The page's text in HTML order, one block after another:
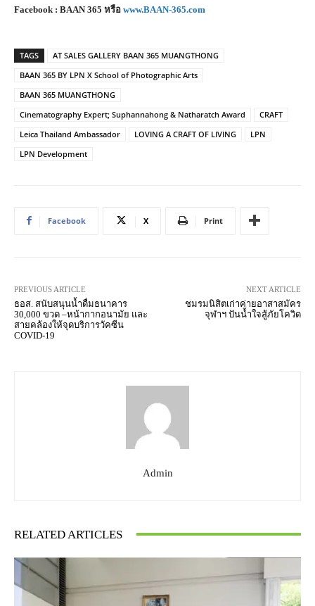
Facebook : BAAN 365 หรือ www.BAAN-365.com
TAGS
AT SALES GALLERY BAAN 365 MUANGTHONG
BAAN 365 BY LPN X School of Photographic Arts
BAAN 365 MUANGTHONG
Cinematography Expert; Suphannahong & Natharatch Award
CRAFT
Leica Thailand Ambassador
LOVING A CRAFT OF LIVING
LPN
LPN Development
Facebook X Print
PREVIOUS ARTICLE
ธอส. สนับสนุนน้ำดื่มธนาคาร
30,000 ขวด –หน้ากากอนามัย และ
สายคล้องให้จุดบริการวัคซีน
COVID-19
NEXT ARTICLE
ชมรมนิสิตเก่าค่ายอาสาสมัคร
จุฬาฯ ปันน้ำใจสู้ภัยโควิด
Admin
RELATED ARTICLES